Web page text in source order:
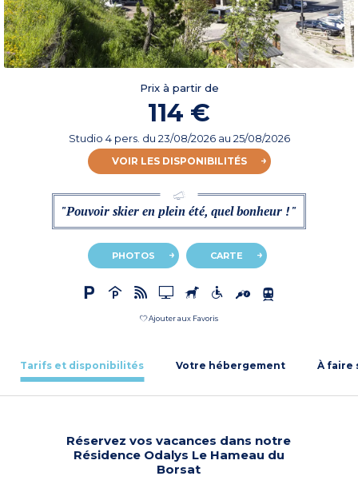
Prix à partir de
114 €
Studio 4 pers. du 23/08/2026au 25/08/2026
VOIR LES DISPONIBILITÉS
"Pouvoir skier en plein été, quel bonheur ! "
PHOTOS CARTE
Ajouter aux Favoris
Tarifs et disponibilités Votre hébergement À faire
Réservez vos vacances dans notre
Résidence Odalys Le Hameau du
Borsat